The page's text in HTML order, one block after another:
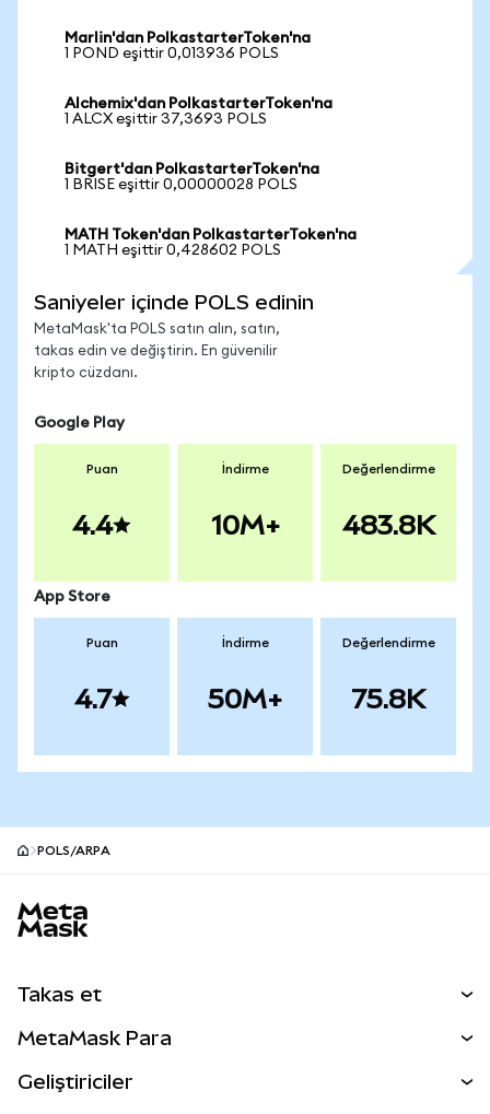
Marlin'dan PolkastarterToken'na
1 POND eşittir 0,013936 POLS
Alchemix'dan PolkastarterToken'na
1 ALCX eşittir 37,3693 POLS
Bitgert'dan PolkastarterToken'na
1 BRISE eşittir 0,00000028 POLS
MATH Token'dan PolkastarterToken'na
1 MATH eşittir 0,428602 POLS
Saniyeler içinde POLS edinin
MetaMask'ta POLS satın alın, satın,
takas edin ve değiştirin. En güvenilir
kripto cüzdanı.
Google Play
Puan
4.4
İndirme
10M+
Değerlendirme
483.8K
App Store
Puan
4.7
İndirme
50M+
Değerlendirme
75.8K
POLS/ARPA
Takas et
Perps
MetaMask Para
Geliştiriciler